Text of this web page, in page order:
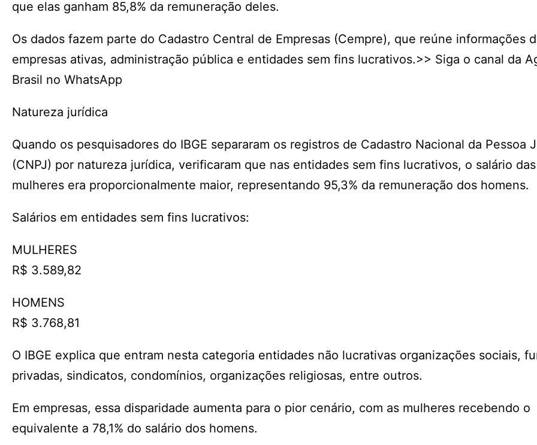
que elas ganham 85,8% da remuneração deles.
Os dados fazem parte do Cadastro Central de Empresas (Cempre), que reúne informações
empresas ativas, administração pública e entidades sem fins lucrativos.>> Siga o canal da
Brasil no WhatsApp
Natureza jurídica
Quando os pesquisadores do IBGE separaram os registros de Cadastro Nacional da Pessoa
(CNPJ) por natureza jurídica, verificaram que nas entidades sem fins lucrativos, o salário das
mulheres era proporcionalmente maior, representando 95,3% da remuneração dos homens.
Salários em entidades sem fins lucrativos:
MULHERES
R$ 3.589,82
HOMENS
R$ 3.768,81
O IBGE explica que entram nesta categoria entidades não lucrativas organizações sociais,
privadas, sindicatos, condomínios, organizações religiosas, entre outros.
Em empresas, essa disparidade aumenta para o pior cenário, com as mulheres recebendo o
equivalente a 78,1% do salário dos homens.